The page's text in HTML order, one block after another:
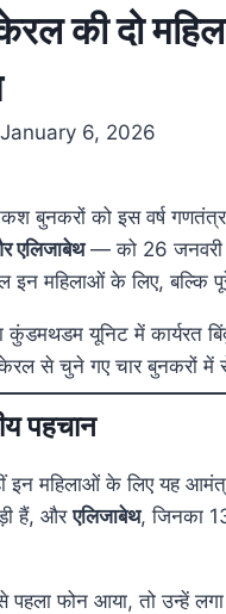
की दो
January 6, 2026
बुनकरों को इस वर्ष
एलिजाबेथ— को 26 जनवरी
महिलाओं के लिए, बल्कि
यूनिट में कार्यरत
से चुने गए चार बुनकरों में
पहचान
इन महिलाओं के लिए यह
हैं, औरएलिजाबेथ, जिनका
पहला फोन आया, तो उन्हें